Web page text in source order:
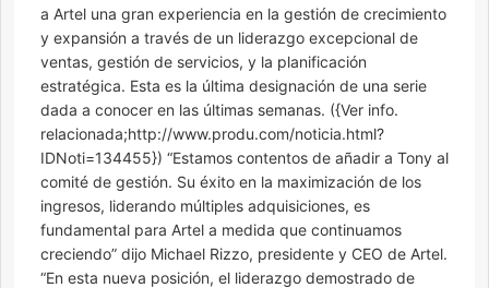
a Artel una gran experiencia en la gestión de crecimiento
y expansión a través de un liderazgo excepcional de
ventas, gestión de servicios, y la planificación
estratégica. Esta es la última designación de una serie
dada a conocer en las últimas semanas. ({Ver info.
relacionada;http://www.produ.com/noticia.html?
IDNoti=134455}) “Estamos contentos de añadir a Tony al
comité de gestión. Su éxito en la maximización de los
ingresos, liderando múltiples adquisiciones, es
fundamental para Artel a medida que continuamos
creciendo” dijo Michael Rizzo, presidente y CEO de Artel.
“En esta nueva posición, el liderazgo demostrado de